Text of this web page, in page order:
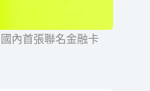
內首張聯名金融卡